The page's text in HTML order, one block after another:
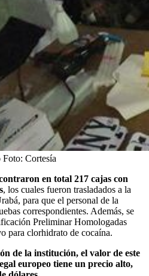
Foto: Cortesía
en total 217 cajas con
, los cuales fueron trasladados a la
para que el personal de la
correspondientes. Además, se
Preliminar Homologadas
para clorhidrato de cocaína.
de la institución, el valor de este
europeo tiene un precio alto,